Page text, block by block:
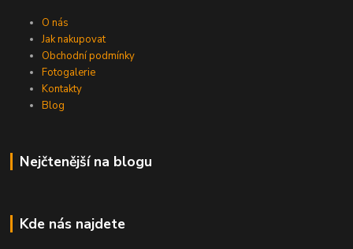
O nás
Jak nakupovat
Obchodní podmínky
Fotogalerie
Kontakty
Blog
Nejčtenější na blogu
Kde nás najdete